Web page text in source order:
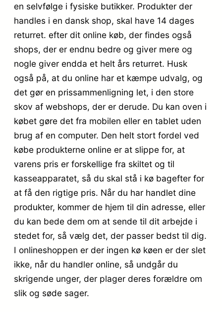
en selvfølge i fysiske butikker. Produkter der
handles i en dansk shop, skal have 14 dages
returret. efter dit online køb, der findes også
shops, der er endnu bedre og giver mere og
nogle giver endda et helt års returret. Husk
også på, at du online har et kæmpe udvalg, og
det gør en prissammenligning let, i den store
skov af webshops, der er derude. Du kan oven i
købet gøre det fra mobilen eller en tablet uden
brug af en computer. Den helt stort fordel ved
købe produkterne online er at slippe for, at
varens pris er forskellige fra skiltet og til
kasseapparatet, så du skal stå i kø bagefter for
at få den rigtige pris. Når du har handlet dine
produkter, kommer de hjem til din adresse, eller
du kan bede dem om at sende til dit arbejde i
stedet for, så vælg det, der passer bedst til dig.
I onlineshoppen er der ingen kø køen er der slet
ikke, når du handler online, så undgår du
skrigende unger, der plager deres forældre om
slik og søde sager.